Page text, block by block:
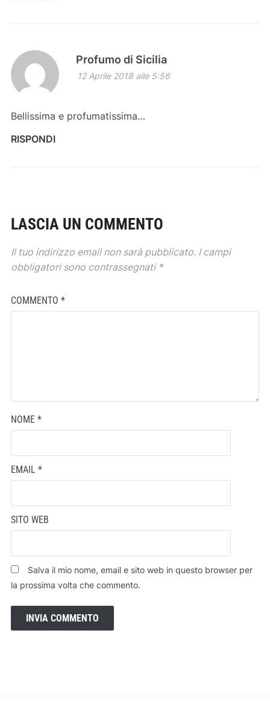
Profumo di Sicilia
12 Aprile 2018 alle 5:56
Bellissima e profumatissima…
RISPONDI
LASCIA UN COMMENTO
Il tuo indirizzo email non sarà pubblicato. I campi
obbligatori sono contrassegnati *
COMMENTO *
NOME *
EMAIL *
SITO WEB
Salva il mio nome, email e sito web in questo browser per
la prossima volta che commento.